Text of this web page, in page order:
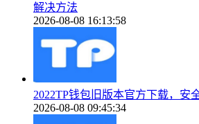
解决方法
2026-08-08 16:13:58
2022TP钱包旧版本官方下载，安
2026-08-08 09:45:34